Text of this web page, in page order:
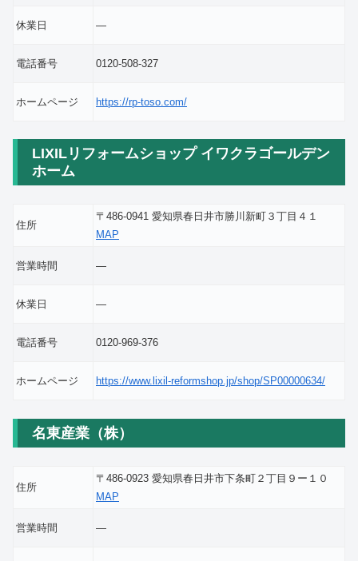
休業日 ―
電話番号 0120-508-327
ホームページ https://rp-toso.com/
LIXILリフォームショップ イワクラゴールデン
ホーム
住所
〒486-0941 愛知県春日井市勝川新町３丁目４１
MAP
営業時間 ―
休業日 ―
電話番号 0120-969-376
ホームページ https://www.lixil-reformshop.jp/shop/SP00000634/
名東産業（株）
住所
〒486-0923 愛知県春日井市下条町２丁目９ー１０
MAP
営業時間 ―